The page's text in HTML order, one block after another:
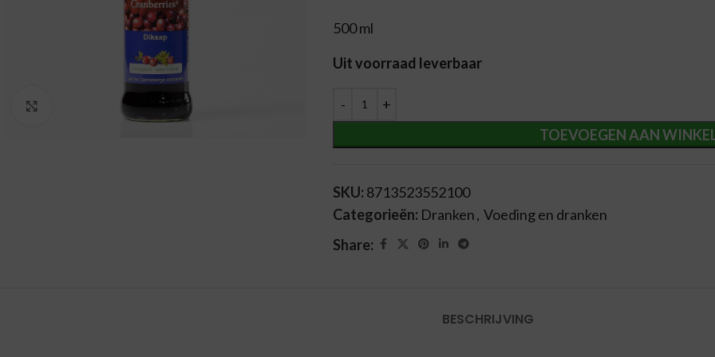
500 ml
Uit voorraad leverbaar
TOEVOEGEN AAN
Alternative:
SKU: 8713523552100
Categorieën: Dranken, Voeding en dranken
Share:
BESCHRIJVING